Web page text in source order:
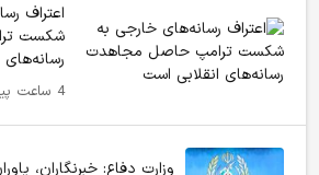
اعتراف
شکست
4 ساعت پیش
وزارت دفاع: خبرنگاران،